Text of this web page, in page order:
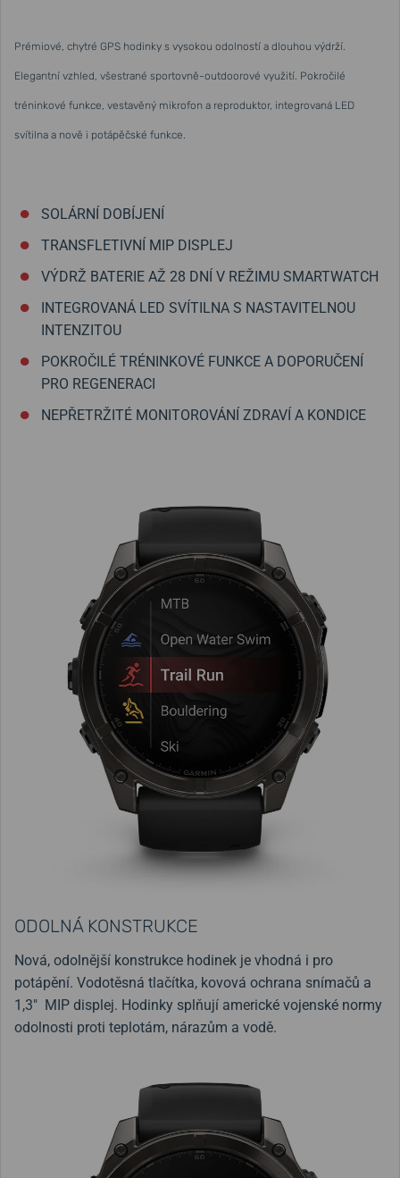
Prémiové, chytré GPS hodinky s vysokou odolností a dlouhou výdrží.
Elegantní vzhled, všestrané sportovně-outdoorové využití. Pokročilé
tréninkové funkce, vestavěný mikrofon a reproduktor, integrovaná LED
svítilna a nově i potápěčské funkce.
SOLÁRNÍ DOBÍJENÍ
TRANSFLETIVNÍ MIP DISPLEJ
VÝDRŽ BATERIE AŽ 28 DNÍ V REŽIMU SMARTWATCH
INTEGROVANÁ LED SVÍTILNA S NASTAVITELNOU
INTENZITOU
POKROČILÉ TRÉNINKOVÉ FUNKCE A DOPORUČENÍ
PRO REGENERACI
NEPŘETRŽITÉ MONITOROVÁNÍ ZDRAVÍ A KONDICE
ODOLNÁ KONSTRUKCE
Nová, odolnější konstrukce hodinek je vhodná i pro
potápění. Vodotěsná tlačítka, kovová ochrana snímačů a
1,3″ MIP displej. Hodinky splňují americké vojenské normy
odolnosti proti teplotám, nárazům a vodě.